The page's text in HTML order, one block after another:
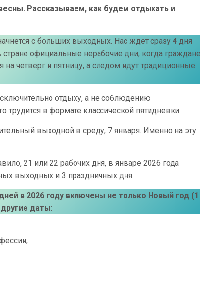
Рассказываем, как будем отдыхать и
с больших выходных. Нас ждет сразу 4 дня
стране официальные нерабочие дни, когда граждане
четверг и пятницу, а следом идут традиционные
отдыху, а не соблюдению
трудится в формате классической пятидневки.
выходной в среду, 7 января. Именно на эту
21 или 22 рабочих дня, в январе 2026 года
выходных и 3 праздничных дня.
в 2026 году включены не только Новый год (1
даты: